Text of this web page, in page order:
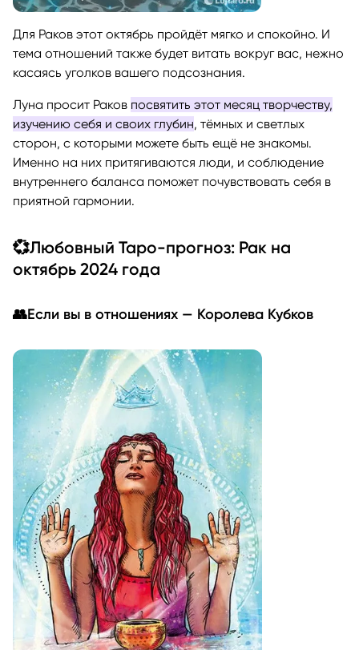
Для Раков этот октябрь пройдёт мягко и спокойно. И
тема отношений также будет витать вокруг вас, нежно
касаясь уголков вашего подсознания.
Луна просит Раков посвятить этот месяц творчеству,
изучению себя и своих глубин, тёмных и светлых
сторон, с которыми можете быть ещё не знакомы.
Именно на них притягиваются люди, и соблюдение
внутреннего баланса поможет почувствовать себя в
приятной гармонии.
💞Любовный Таро-прогноз: Рак на
октябрь 2024 года
👥Если вы в отношениях — Королева Кубков